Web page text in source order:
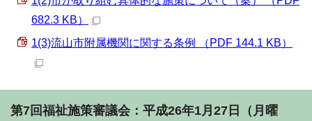
682.3 KB）
1(3)流山市附属機関に関する条例 （PDF 144.1 KB）
第7回福祉施策審議会：平成26年1月27日（月曜